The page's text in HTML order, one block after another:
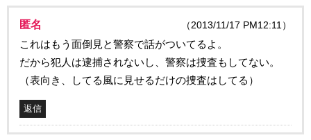
匿名 （2013/11/17 PM12:11）
これはもう面倒見と警察で話がついてるよ。
だから犯人は逮捕されないし、警察は捜査もしてない。
（表向き、してる風に見せるだけの捜査はしてる）
返信